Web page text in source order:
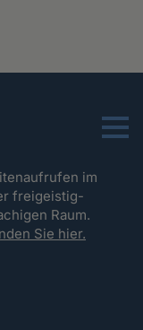
Menu
im
freigeistig-
Raum.
Sie hier.